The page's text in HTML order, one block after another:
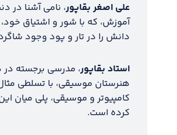
علی اصغر بقاپور، نامی آشنا در
آموزش، که با شور و اشتیاق
دانش را در تار و پود وجود
استاد بقاپور، مدرسی برجسته در
هنرستان موسیقی، با تسلطی
کامپیوتر و موسیقی، پلی میان
کرده است.